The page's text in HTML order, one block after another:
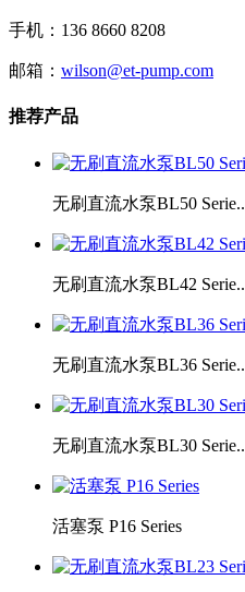
手机：136 8660 8208
邮箱： wilson@et-pump.com
推荐产品
无刷直流水泵BL50 Serie..
无刷直流水泵BL42 Serie..
无刷直流水泵BL36 Serie..
无刷直流水泵BL30 Serie..
活塞泵 P16 Series